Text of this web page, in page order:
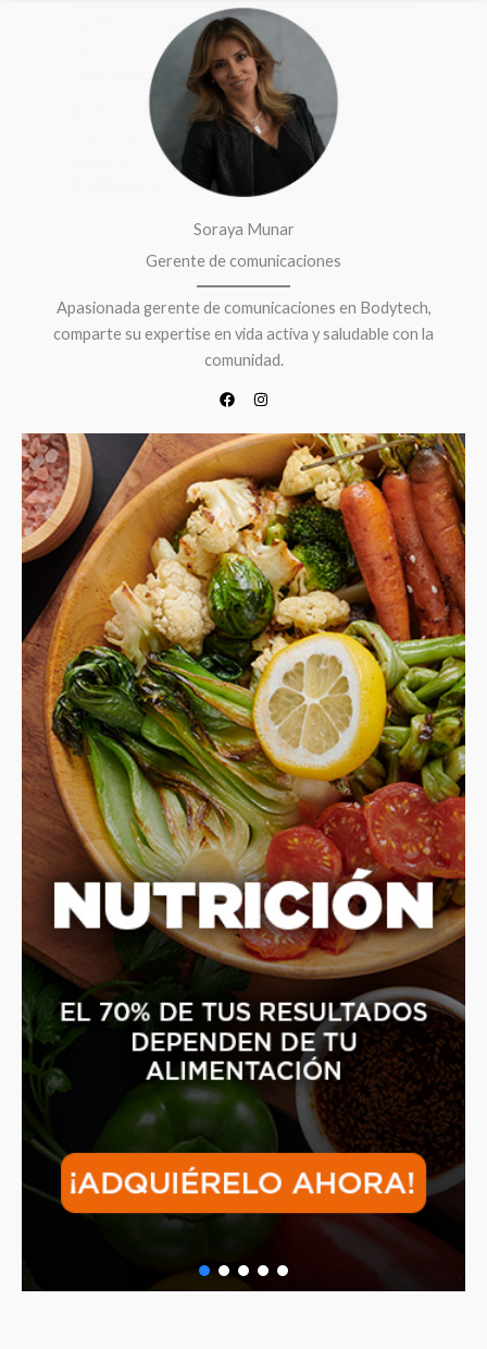
Soraya Munar
Gerente de comunicaciones
Apasionada gerente de comunicaciones en Bodytech,
comparte su expertise en vida activa y saludable con la
comunidad.
F
a
c
e
b
o
o
k
I
s
t
a
g
r
a
m